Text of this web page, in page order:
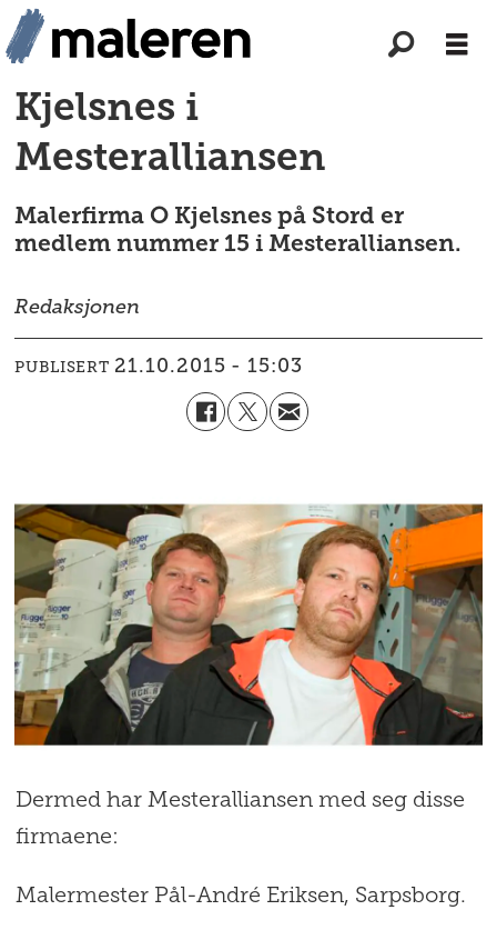
Kjelsnes i
Mesteralliansen
Malerfirma O Kjelsnes på Stord er
medlem nummer 15 i Mesteralliansen.
Redaksjonen
PUBLISERT 21.10.2015 - 15:03
Dermed har Mesteralliansen med seg disse
firmaene:
Malermester Pål-André Eriksen, Sarpsborg.